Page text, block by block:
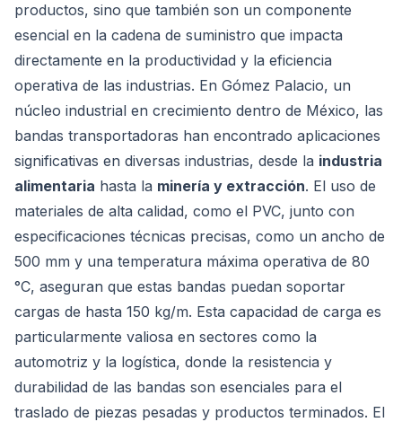
productos, sino que también son un componente
esencial en la cadena de suministro que impacta
directamente en la productividad y la eficiencia
operativa de las industrias. En Gómez Palacio, un
núcleo industrial en crecimiento dentro de México, las
bandas transportadoras han encontrado aplicaciones
significativas en diversas industrias, desde la industria
alimentaria hasta la minería y extracción. El uso de
materiales de alta calidad, como el PVC, junto con
especificaciones técnicas precisas, como un ancho de
500 mm y una temperatura máxima operativa de 80
°C, aseguran que estas bandas puedan soportar
cargas de hasta 150 kg/m. Esta capacidad de carga es
particularmente valiosa en sectores como la
automotriz y la logística, donde la resistencia y
durabilidad de las bandas son esenciales para el
traslado de piezas pesadas y productos terminados. El